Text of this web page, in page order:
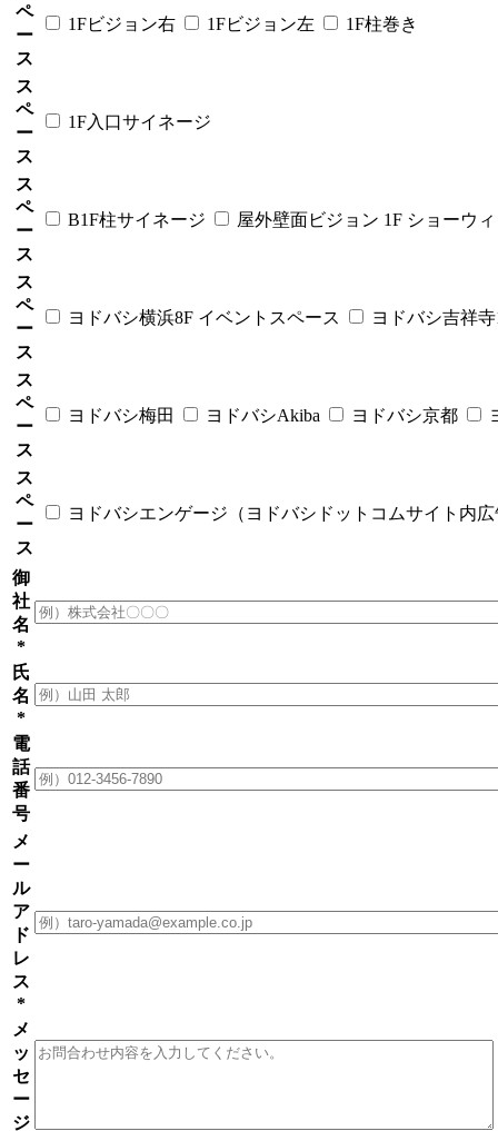
ペ
ー
ス
1Fビジョン右 1Fビジョン左 1F柱巻き
ス
ペ
ー
ス
1F入口サイネージ
ス
ペ
ー
ス
B1F柱サイネージ 屋外壁面ビジョン 1F ショーウ
ス
ペ
ー
ス
ヨドバシ横浜8F イベントスペース ヨドバシ吉祥
ス
ペ
ー
ス
ヨドバシ梅田 ヨドバシAkiba ヨドバシ京都
ス
ペ
ー
ス
ヨドバシエンゲージ（ヨドバシドットコムサイト内
御
社
名
*
氏
名
*
電
話
番
号
メ
ー
ル
ア
ド
レ
ス
*
メ
ッ
セ
ー
ジ